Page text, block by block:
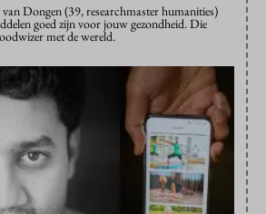
Dongen (39, researchmaster humanities)
goed zijn voor jouw gezondheid. Die
met de wereld.